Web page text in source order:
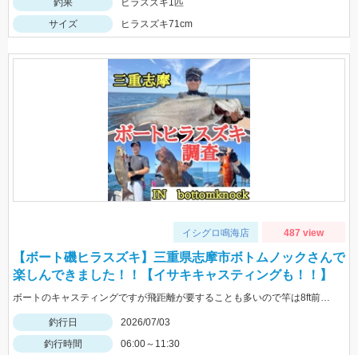
釣果
ヒラスズキ1匹
サイズ
ヒラスズキ71cm
イシグロ鳴海店 487 view
【ボート磯ヒラスズキ】三重県志摩市ボトムノックさんで
楽しんできました！！【イサキキャスティングも！！】
ボートのキャスティングですが飛距離が要することも多いので竿は8ft前後推奨です！！
釣行日
2026/07/03
釣行時間
06:00～11:30